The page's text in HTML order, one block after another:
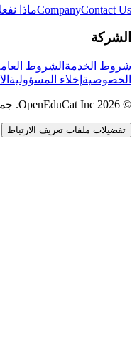
CompanyContact Us ماذا
الشركة
شروط الخدمة الشروط
الخصوصية إخلاء المسؤولية
© 2026 OpenEduCat Inc. جميع الحقوق محفوظة.
تفضيلات ملفات تعريف الارتباط